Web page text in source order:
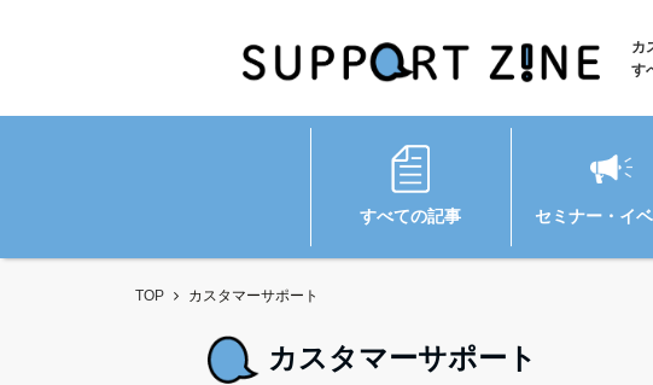
カ
す
すべての記事 セミナー・イ
TOP カスタマーサポート
カスタマーサポート